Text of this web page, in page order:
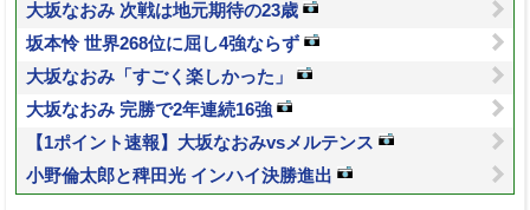
大坂なおみ 次戦は地元期待の23歳
坂本怜 世界268位に屈し4強ならず
大坂なおみ「すごく楽しかった」
大坂なおみ 完勝で2年連続16強
【1ポイント速報】大坂なおみvsメルテンス
小野倫太郎と稗田光 インハイ決勝進出